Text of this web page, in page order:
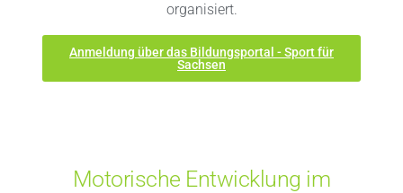
organisiert.
Anmeldung über das Bildungsportal - Sport für
Sachsen
Motorische Entwicklung im